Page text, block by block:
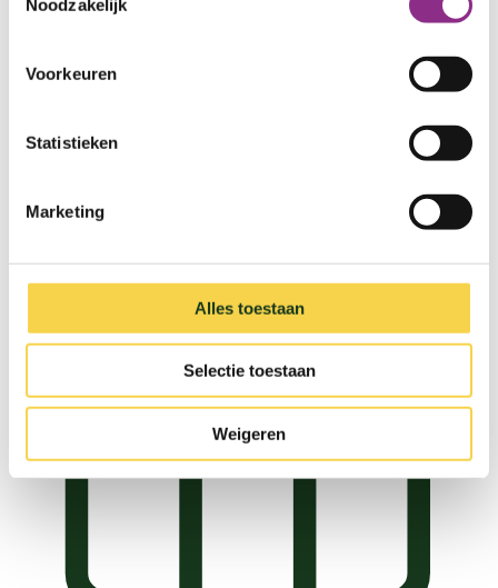
Noodzakelijk
Voorkeuren
Statistieken
Marketing
Alles toestaan
Selectie toestaan
Weigeren
(Drie)dubbel voordeel en ook minder last van